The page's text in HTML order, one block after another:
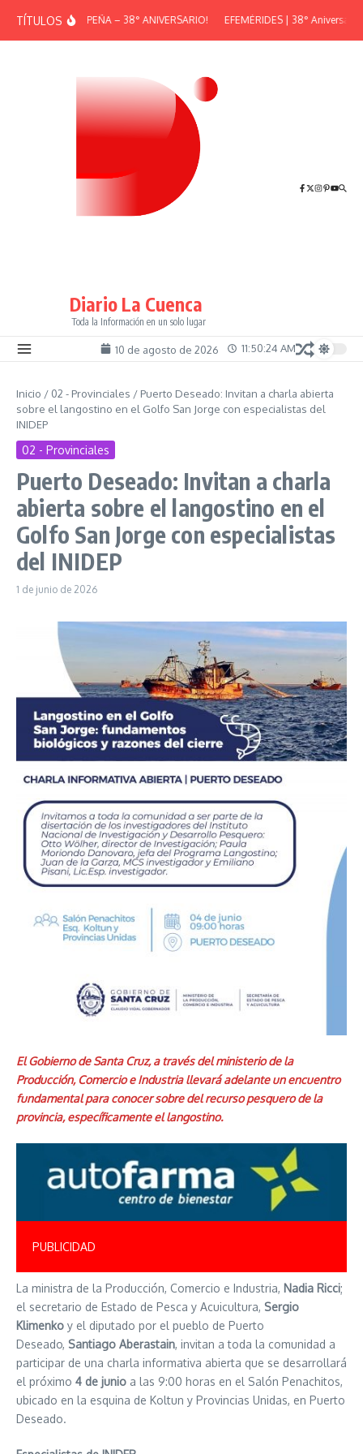
TÍTULOS¡GRAN PEÑA – 38° ANIVERSARIO! EFEMÉRIDES | 38°
Diario La Cuenca
Toda la Información en un solo lugar
10 de agosto de 2026 11:50:24 AM
Inicio / 02 - Provinciales / Puerto Deseado: Invitan a charla abierta
sobre el langostino en el Golfo San Jorge con especialistas del
INIDEP
02 - Provinciales
Puerto Deseado: Invitan a charla
abierta sobre el langostino en el
Golfo San Jorge con especialistas
del INIDEP
1 de junio de 2026
El Gobierno de Santa Cruz, a través del ministerio de la
Producción, Comercio e Industria llevará adelante un encuentro
fundamental para conocer sobre del recurso pesquero de la
provincia, específicamente el langostino.
PUBLICIDAD
La ministra de la Producción, Comercio e Industria, Nadia Ricci;
el secretario de Estado de Pesca y Acuicultura, Sergio
Klimenko y el diputado por el pueblo de Puerto
Deseado, Santiago Aberastain, invitan a toda la comunidad a
participar de una charla informativa abierta que se desarrollará
el próximo 4 de junio a las 9:00 horas en el Salón Penachitos,
ubicado en la esquina de Koltun y Provincias Unidas, en Puerto
Deseado.